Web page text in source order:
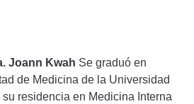
Joann Kwah Se graduó en
de Medicina de la Universidad
residencia en Medicina Interna